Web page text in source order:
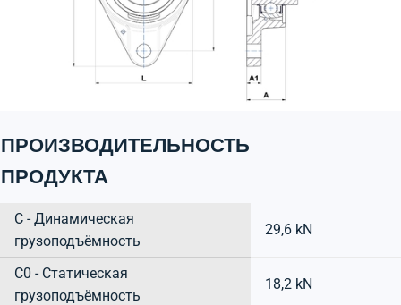
ПРОИЗВОДИТЕЛЬНОСТЬ
ПРОДУКТА
C - Динамическая
грузоподъёмность
29,6 kN
C0 - Статическая
грузоподъёмность
18,2 kN